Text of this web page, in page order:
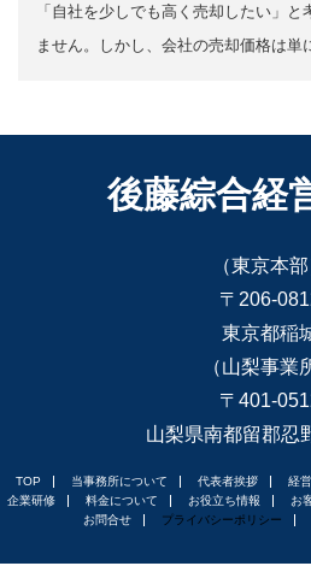
「自社を少しでも高く売却したい」と
ません。しかし、会社の売却価格は単
後藤綜合経
（東京本部
〒206-
東京都稲
（山梨事業
〒401-
山梨県南都留郡忍
TOP 当事務所について 代表者挨拶 経
企業研修
料金について お役立ち情報 お
お問合せ
プライバシーポリシー